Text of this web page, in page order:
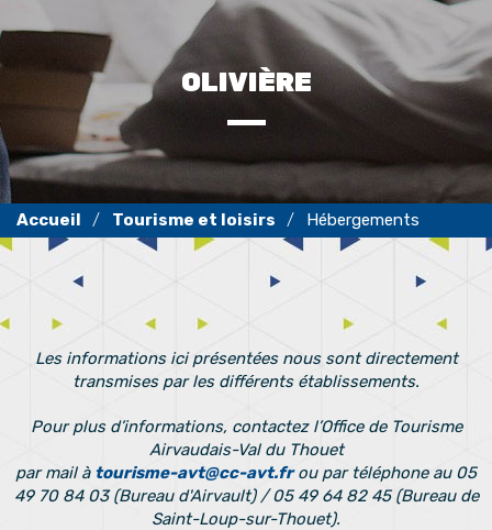
Tourisme et loisirs Hébergements
Les informations ici présentées nous sont directement
transmises par les différents établissements.
Pour plus d’informations, contactez l’Office de Tourisme
Airvaudais-Val du Thouet
par mail à tourisme-avt@cc-avt.frou par téléphone au 05
49 70 84 03 (Bureau d'Airvault) / 05 49 64 82 45 (Bureau de
Saint-Loup-sur-Thouet).
OLIVIÈRE